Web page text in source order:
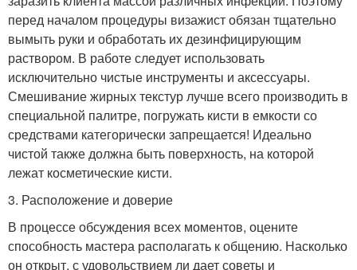
перед началом процедуры визажист обязан тщательно
вымыть руки и обработать их дезинфицирующим
раствором. В работе следует использовать
исключительно чистые инструменты и аксессуары.
Смешивание жирных текстур лучше всего производить в
специальной палитре, погружать кисти в емкости со
средствами категорически запрещается! Идеально
чистой также должна быть поверхность, на которой
лежат косметические кисти.
3. Расположение и доверие
В процессе обсуждения всех моментов, оцените
способность мастера располагать к общению. Насколько
он открыт, с удовольствием ли дает советы и